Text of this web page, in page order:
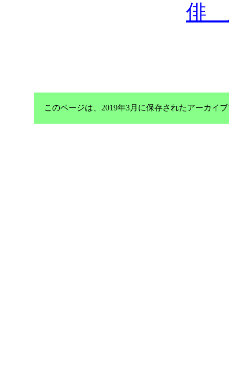
俳
このページは、2019年3月に保存されたアーカイ